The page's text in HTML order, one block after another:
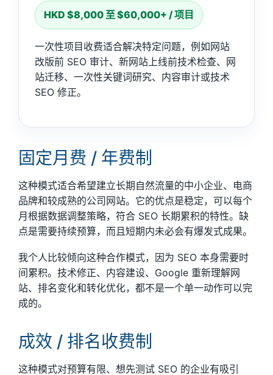
HKD $8,000 至 $60,000+ / 项目
一次性项目收费适合解决特定问题，例如网站
改版前 SEO 审计、新网站上线前技术检查、网
站迁移、一次性关键词研究、内容审计或技术
SEO 修正。
固定月费 / 年费制
这种模式适合希望建立长期自然流量的中小企业、电商
品牌和较成熟的公司网站。它的优点是稳定，可以每个
月根据数据调整策略，符合 SEO 长期累积的特性。缺
点是需要持续预算，而且短期内未必会有爆发式成果。
我个人比较倾向这种合作模式，因为 SEO 本身需要时
间累积。技术修正、内容建设、Google 重新理解网
站、排名变化和转化优化，都不是一个单一动作可以完
成的。
成效 / 排名收费制
这种模式对预算有限、想先测试 SEO 的企业有吸引